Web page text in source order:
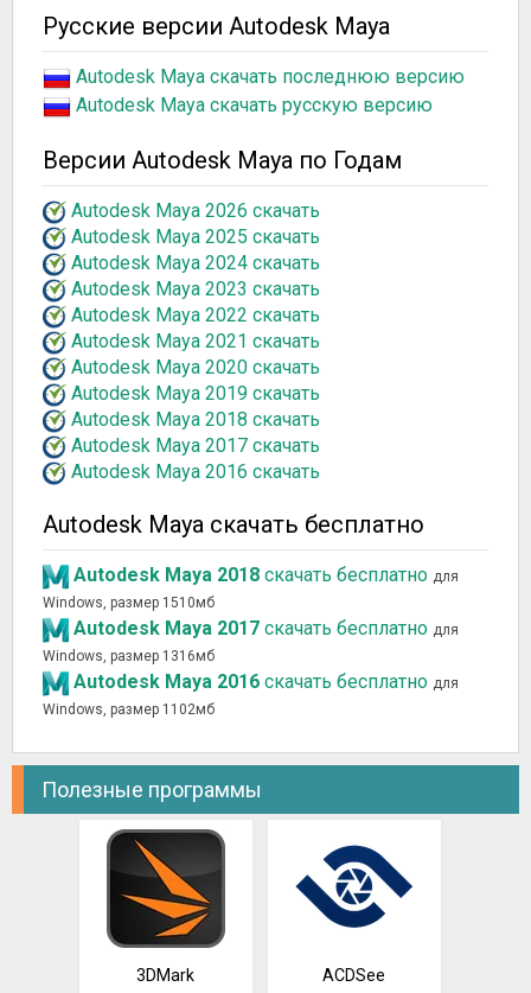
Русские версии Autodesk Maya
Autodesk Maya скачать последнюю версию
Autodesk Maya скачать русскую версию
Версии Autodesk Maya по Годам
Autodesk Maya 2026 скачать
Autodesk Maya 2025 скачать
Autodesk Maya 2024 скачать
Autodesk Maya 2023 скачать
Autodesk Maya 2022 скачать
Autodesk Maya 2021 скачать
Autodesk Maya 2020 скачать
Autodesk Maya 2019 скачать
Autodesk Maya 2018 скачать
Autodesk Maya 2017 скачать
Autodesk Maya 2016 скачать
Autodesk Maya скачать бесплатно
Autodesk Maya 2018 скачать бесплатно для
Windows, размер 1510мб
Autodesk Maya 2017 скачать бесплатно для
Windows, размер 1316мб
Autodesk Maya 2016 скачать бесплатно для
Windows, размер 1102мб
Полезные программы
3DMark ACDSee